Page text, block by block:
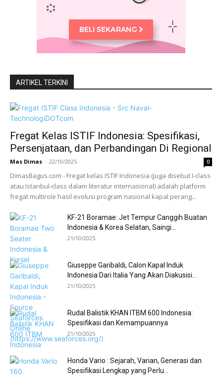
ARTIKEL TERKINI
Fregat Kelas ISTIF Indonesia: Spesifikasi,
Persenjataan, dan Perbandingan Di Regional
Mas Dimas - 22/10/2025 0
DimasBagus.com - Fregat kelas ISTIF Indonesia (juga disebut I-class
atau Istanbul-class dalam literatur internasional) adalah platform
fregat multirole hasil evolusi program nasional kapal perang...
KF-21 Boramae: Jet Tempur Canggih Buatan
Indonesia & Korea Selatan, Saingi...
21/10/2025
Giuseppe Garibaldi, Calon Kapal Induk
Indonesia Dari Italia Yang Akan Diakusisi...
21/10/2025
Rudal Balistik KHAN ITBM 600 Indonesia:
Spesifikasi dan Kemampuannya
21/10/2025
Honda Vario : Sejarah, Varian, Generasi dan
Spesifikasi Lengkap yang Perlu...